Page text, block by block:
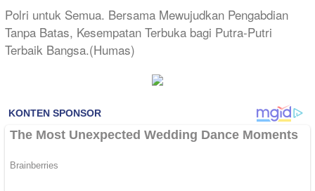
Polri untuk Semua. Bersama Mewujudkan Pengabdian
Tanpa Batas, Kesempatan Terbuka bagi Putra-Putri
Terbaik Bangsa.(Humas)